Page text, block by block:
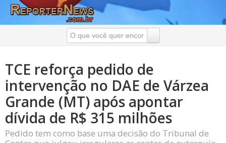
TCE reforça pedido de
intervenção no DAE de Várzea
Grande (MT) após apontar
dívida de R$ 315 milhões
Pedido tem como base uma decisão do Tribunal de